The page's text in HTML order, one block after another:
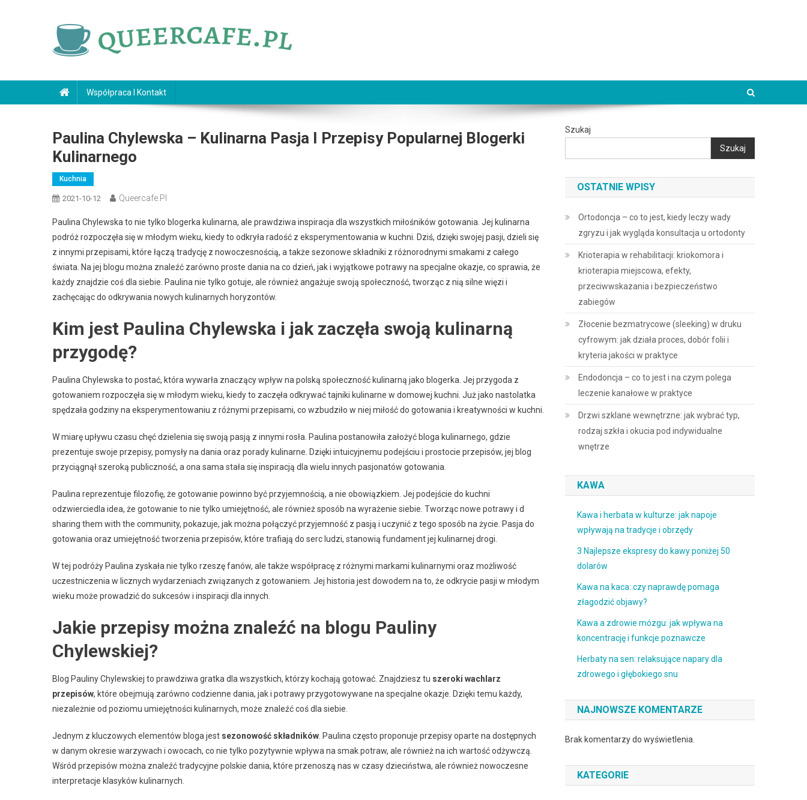
Współpraca I Kontakt
Paulina Chylewska – Kulinarna Pasja I Przepisy Popularnej Blogerki
Kulinarnego
Kuchnia
2021-10-12 Queercafe.pl
Paulina Chylewska to nie tylko blogerka kulinarna, ale prawdziwa inspiracja dla wszystkich miłośników gotowania. Jej kulinarna
podróż rozpoczęła się w młodym wieku, kiedy to odkryła radość z eksperymentowania w kuchni. Dziś, dzięki swojej pasji, dzieli się
z innymi przepisami, które łączą tradycję z nowoczesnością, a także sezonowe składniki z różnorodnymi smakami z całego
świata. Na jej blogu można znaleźć zarówno proste dania na co dzień, jak i wyjątkowe potrawy na specjalne okazje, co sprawia, że
każdy znajdzie coś dla siebie. Paulina nie tylko gotuje, ale również angażuje swoją społeczność, tworząc z nią silne więzi i
zachęcając do odkrywania nowych kulinarnych horyzontów.
Kim jest Paulina Chylewska i jak zaczęła swoją kulinarną
przygodę?
Paulina Chylewska to postać, która wywarła znaczący wpływ na polską społeczność kulinarną jako blogerka. Jej przygoda z
gotowaniem rozpoczęła się w młodym wieku, kiedy to zaczęła odkrywać tajniki kulinarne w domowej kuchni. Już jako nastolatka
spędzała godziny na eksperymentowaniu z różnymi przepisami, co wzbudziło w niej miłość do gotowania i kreatywności w kuchni.
W miarę upływu czasu chęć dzielenia się swoją pasją z innymi rosła. Paulina postanowiła założyć bloga kulinarnego, gdzie
prezentuje swoje przepisy, pomysły na dania oraz porady kulinarne. Dzięki intuicyjnemu podejściu i prostocie przepisów, jej blog
przyciągnął szeroką publiczność, a ona sama stała się inspiracją dla wielu innych pasjonatów gotowania.
Paulina reprezentuje filozofię, że gotowanie powinno być przyjemnością, a nie obowiązkiem. Jej podejście do kuchni
odzwierciedla idea, że gotowanie to nie tylko umiejętność, ale również sposób na wyrażenie siebie. Tworząc nowe potrawy i d
sharing them with the community, pokazuje, jak można połączyć przyjemność z pasją i uczynić z tego sposób na życie. Pasja do
gotowania oraz umiejętność tworzenia przepisów, które trafiają do serc ludzi, stanowią fundament jej kulinarnej drogi.
W tej podróży Paulina zyskała nie tylko rzeszę fanów, ale także współpracę z różnymi markami kulinarnymi oraz możliwość
uczestniczenia w licznych wydarzeniach związanych z gotowaniem. Jej historia jest dowodem na to, że odkrycie pasji w młodym
wieku może prowadzić do sukcesów i inspiracji dla innych.
Jakie przepisy można znaleźć na blogu Pauliny
Chylewskiej?
Blog Pauliny Chylewskiej to prawdziwa gratka dla wszystkich, którzy kochają gotować. Znajdziesz tu szeroki wachlarz
przepisów, które obejmują zarówno codzienne dania, jak i potrawy przygotowywane na specjalne okazje. Dzięki temu każdy,
niezależnie od poziomu umiejętności kulinarnych, może znaleźć coś dla siebie.
Jednym z kluczowych elementów bloga jest sezonowość składników . Paulina często proponuje przepisy oparte na dostępnych
w danym okresie warzywach i owocach, co nie tylko pozytywnie wpływa na smak potraw, ale również na ich wartość odżywczą.
Wśród przepisów można znaleźć tradycyjne polskie dania, które przenoszą nas w czasy dzieciństwa, ale również nowoczesne
interpretacje klasyków kulinarnych.
Szukaj
Szukaj
OSTATNIE WPISY
Ortodoncja – co to jest, kiedy leczy wady
zgryzu i jak wygląda konsultacja u ortodonty
Krioterapia w rehabilitacji: kriokomora i
krioterapia miejscowa, efekty,
przeciwwskazania i bezpieczeństwo
zabiegów
Złocenie bezmatrycowe (sleeking) w druku
cyfrowym: jak działa proces, dobór folii i
kryteria jakości w praktyce
Endodoncja – co to jest i na czym polega
leczenie kanałowe w praktyce
Drzwi szklane wewnętrzne: jak wybrać typ,
rodzaj szkła i okucia pod indywidualne
wnętrze
KAWA
Kawa i herbata w kulturze: jak napoje
wpływają na tradycje i obrzędy
3 Najlepsze ekspresy do kawy poniżej 50
dolarów
Kawa na kaca: czy naprawdę pomaga
złagodzić objawy?
Kawa a zdrowie mózgu: jak wpływa na
koncentrację i funkcje poznawcze
Herbaty na sen: relaksujące napary dla
zdrowego i głębokiego snu
NAJNOWSZE KOMENTARZE
Brak komentarzy do wyświetlenia.
KATEGORIE